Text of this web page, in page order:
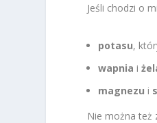
Jeśli chodzi o
potasu,
wapnia i
magnezu i
Nie można też